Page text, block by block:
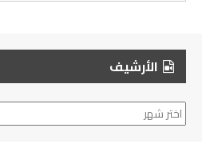
الأرشيف
الأرشيف